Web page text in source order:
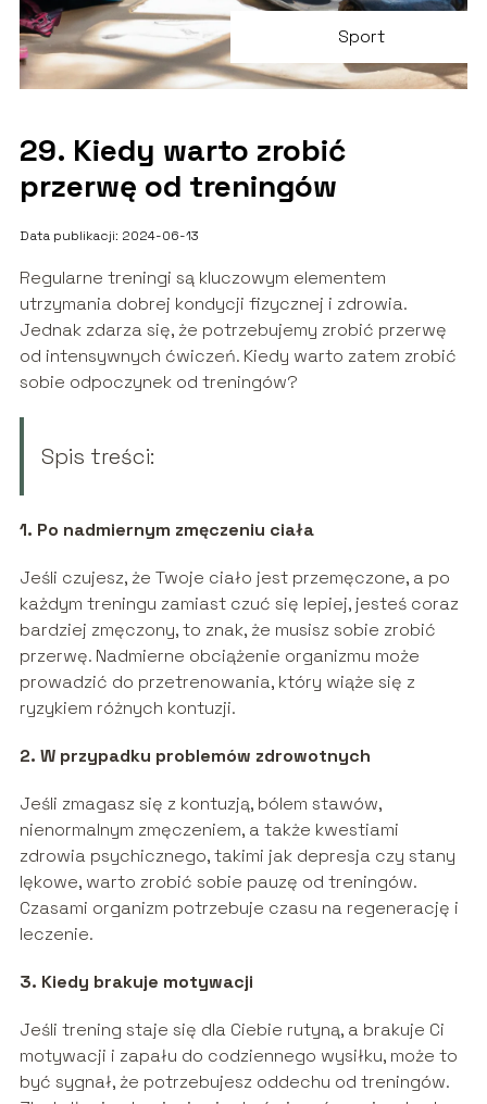
Sport
29. Kiedy warto zrobić
przerwę od treningów
Data publikacji: 2024-06-13
Regularne treningi są kluczowym elementem
utrzymania dobrej kondycji fizycznej i zdrowia.
Jednak zdarza się, że potrzebujemy zrobić przerwę
od intensywnych ćwiczeń. Kiedy warto zatem zrobić
sobie odpoczynek od treningów?
Spis treści:
1. Po nadmiernym zmęczeniu ciała
Jeśli czujesz, że Twoje ciało jest przemęczone, a po
każdym treningu zamiast czuć się lepiej, jesteś coraz
bardziej zmęczony, to znak, że musisz sobie zrobić
przerwę. Nadmierne obciążenie organizmu może
prowadzić do przetrenowania, który wiąże się z
ryzykiem różnych kontuzji.
2. W przypadku problemów zdrowotnych
Jeśli zmagasz się z kontuzją, bólem stawów,
nienormalnym zmęczeniem, a także kwestiami
zdrowia psychicznego, takimi jak depresja czy stany
lękowe, warto zrobić sobie pauzę od treningów.
Czasami organizm potrzebuje czasu na regenerację i
leczenie.
3. Kiedy brakuje motywacji
Jeśli trening staje się dla Ciebie rutyną, a brakuje Ci
motywacji i zapału do codziennego wysiłku, może to
być sygnał, że potrzebujesz oddechu od treningów.